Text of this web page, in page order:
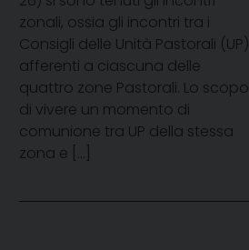
zonali, ossia gli incontri tra i
Consigli delle Unità Pastorali (UP)
afferenti a ciascuna delle
quattro zone Pastorali. Lo scopo
di vivere un momento di
comunione tra UP della stessa
zona e […]